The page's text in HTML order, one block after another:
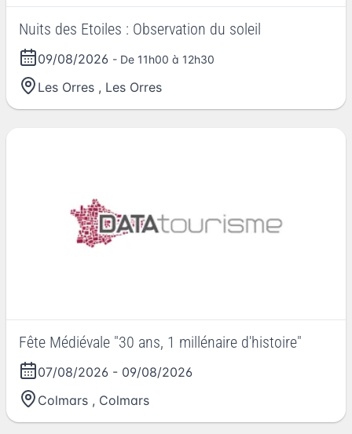
Nuits des Etoiles : Observation du soleil
09/08/2026 - De 11h00 à 12h30
Les Orres , Les Orres
Fête Médiévale "30 ans, 1 millénaire d'histoire"
07/08/2026 - 09/08/2026
Colmars , Colmars